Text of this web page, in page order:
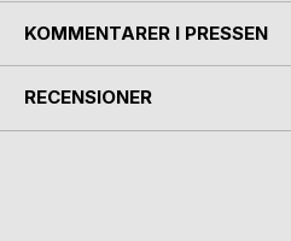
KOMMENTARER I PRESSEN
RECENSIONER